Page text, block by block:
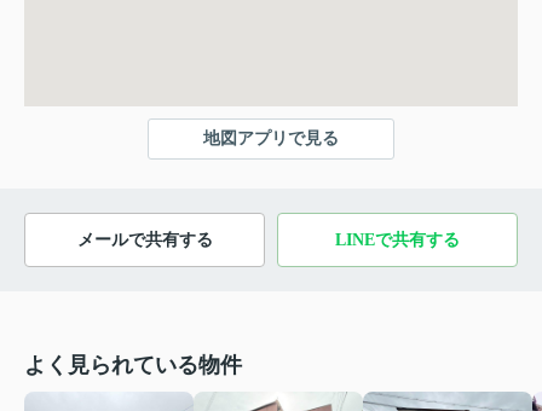
地図アプリで見る
メールで共有する LINEで共有する
よく見られている物件